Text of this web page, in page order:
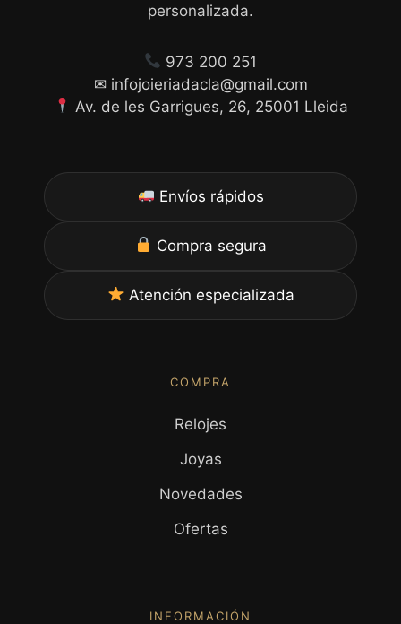
personalizada.
973 200 251
✉ infojoieriadacla@gmail.com
Av. de les Garrigues, 26, 25001 Lleida
Envíos rápidos
Compra segura
Atención especializada
COMPRA
Relojes
Joyas
Novedades
Ofertas
INFORMACIÓN